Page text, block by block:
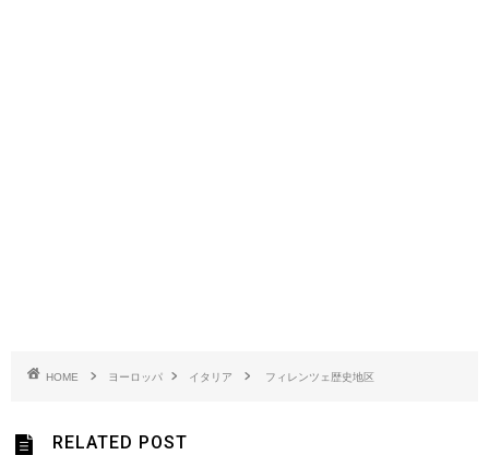
HOME ヨーロッパ イタリア フィレンツェ歴史地区
RELATED POST